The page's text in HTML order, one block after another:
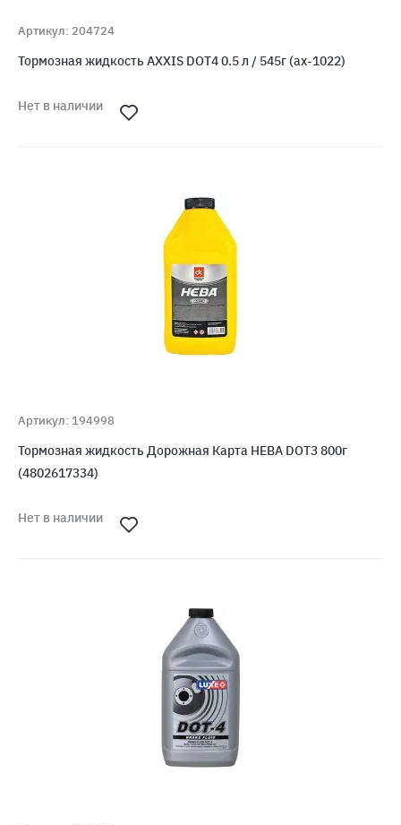
Артикул: 204724
Тормозная жидкость AXXIS DOT4 0.5 л / 545г (ax-1022)
Нет в наличии
Артикул: 194998
Тормозная жидкость Дорожная Карта НЕВА DOT3 800г
(4802617334)
Нет в наличии